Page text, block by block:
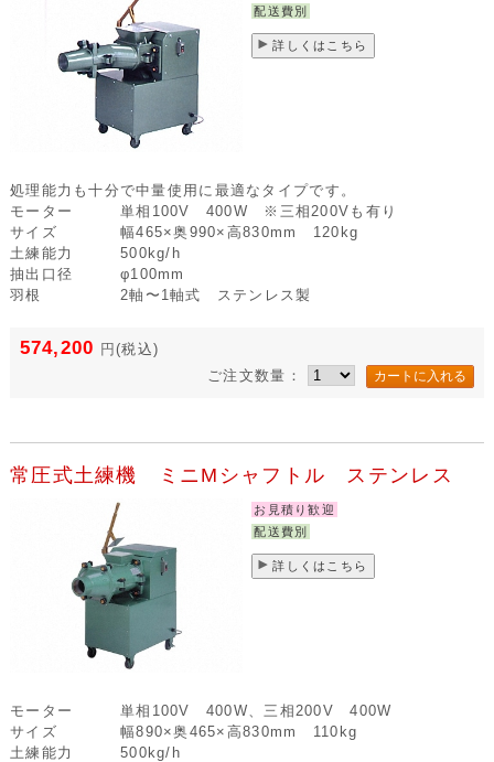
配送費別
詳しくはこちら
処理能力も十分で中量使用に最適なタイプです。
モーター
単相100V 400W ※三相200Vも有り
サイズ
幅465×奥990×高830mm 120kg
土練能力
500kg/h
抽出口径
φ100mm
羽根
2軸〜1軸式 ステンレス製
574,200 円(税込)
ご注文数量：
常圧式土練機 ミニMシャフトル ステンレス
お見積り歓迎
配送費別
詳しくはこちら
モーター
単相100V 400W、三相200V 400W
サイズ
幅890×奥465×高830mm 110kg
土練能力
500kg/h